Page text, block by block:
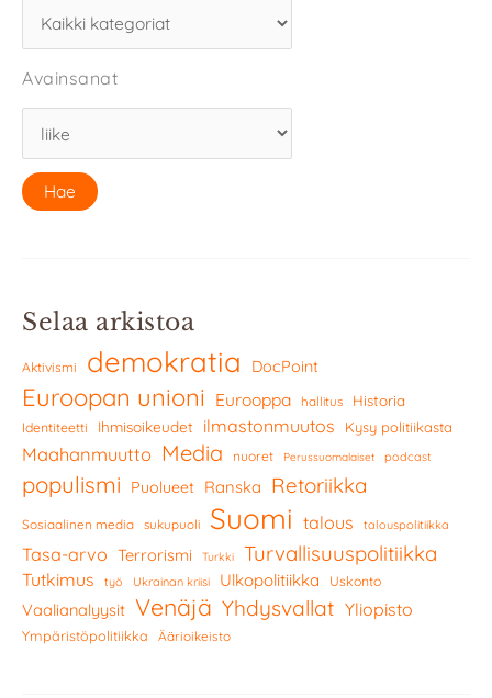
Avainsanat
Selaa arkistoa
Aktivismi demokratia DocPoint
Euroopan unioni Eurooppa hallitus Historia
Identiteetti Ihmisoikeudet ilmastonmuutos Kysy politiikasta
Maahanmuutto Media nuoret Perussuomalaiset podcast
populismi Puolueet Ranska Retoriikka
Sosiaalinen media sukupuoli Suomi talous talouspolitiikka
Tasa-arvo Terrorismi Turkki Turvallisuuspolitiikka
Tutkimus työ Ukrainan kriisi Ulkopolitiikka Uskonto
Vaalianalyysit Venäjä Yhdysvallat Yliopisto
Ympäristöpolitiikka Äärioikeisto